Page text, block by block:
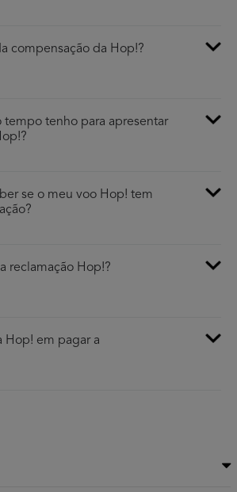
compensação da Hop!?
tempo tenho para apresentar
se o meu voo Hop! tem
reclamação Hop!?
Hop! em pagar a